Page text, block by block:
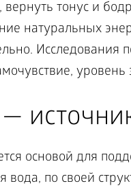
вернуть тонус и
натуральных
основой для
вода, по своей